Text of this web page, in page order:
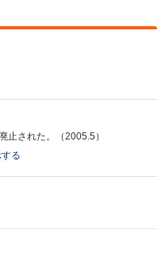
止された。（2005.5）
る